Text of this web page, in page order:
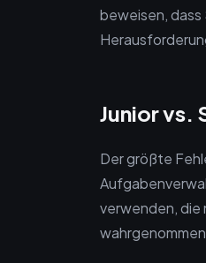
beweisen,
Junior vs.
Der größte
verwenden, die